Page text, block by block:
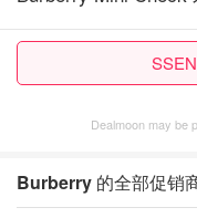
Dealmoon may be
Burberry 的全部促销